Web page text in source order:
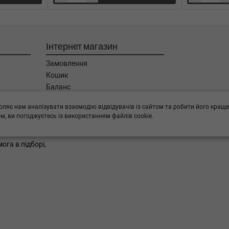
01) (Тип: Бензиновый
01) (Тип: Бензиновый
2009-03-01) (Тип: Бензиновый
03-01) (Тип: Дизель, Об'єм:
03-01) (Тип: Дизель, Об'єм:
Інтернет магазин
Замовлення
Кошик
Баланс
Бренди
в підборі,
нам аналізувати взаємодію відвідувачів із сайтом та робити його краще.
ви погоджуєтесь із використанням файлів cookie.